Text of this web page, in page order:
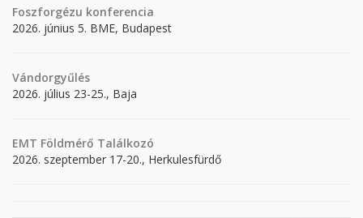
Foszforgézu konferencia
2026. június 5. BME, Budapest
Vándorgyűlés
2026. július 23-25., Baja
EMT Földmérő Találkozó
2026. szeptember 17-20., Herkulesfürdő